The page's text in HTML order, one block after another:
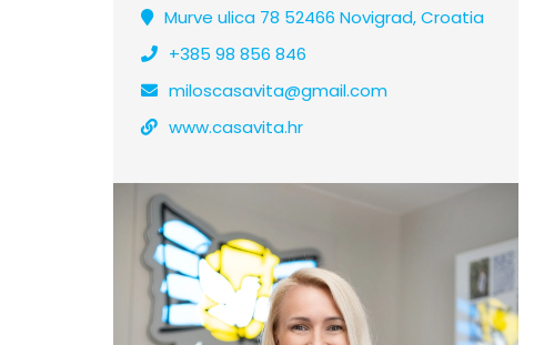
Murve ulica 78 52466 Novigrad, Croatia
+385 98 856 846
miloscasavita@gmail.com
www.casavita.hr